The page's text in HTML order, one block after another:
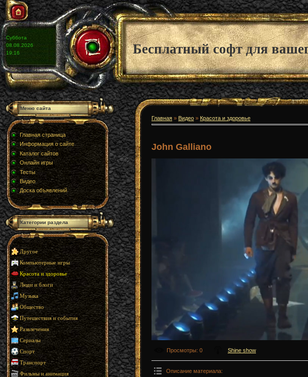
Суббота
08.08.2026
19:16
Бесплатный софт для
Меню сайта
Главная страница
Информация о сайте
Каталог сайтов
Онлайн игры
Тесты
Видео
Доска объявлений
Категории раздела
Другое
Компьютерные игры
Красота и здоровье
Люди и блоги
Музыка
Общество
Путешествия и события
Развлечения
Сериалы
Спорт
Транспорт
Фильмы и анимация
Главная » Видео » Красота и здоровье
John Galliano
Просмотры: 0 Shine show
Описание материала: